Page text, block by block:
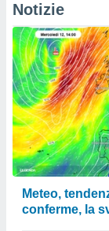
Notizie
Meteo,
conferme, la